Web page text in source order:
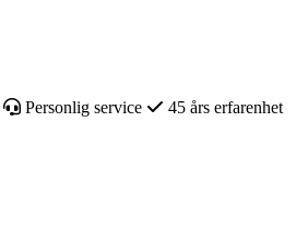
Personlig service
45 års erfarenhet